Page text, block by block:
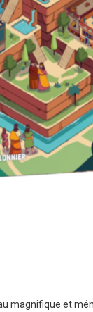
magnifique et